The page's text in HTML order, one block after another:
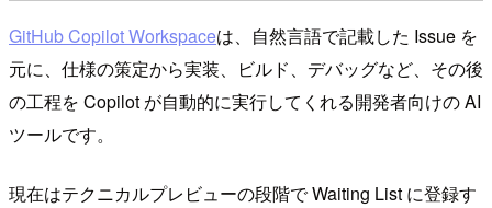
GitHub Copilot Workspaceは、自然言語で記載した Issue を
元に、仕様の策定から実装、ビルド、デバッグなど、その後
の工程を Copilot が自動的に実行してくれる開発者向けの AI
ツールです。
現在はテクニカルプレビューの段階で Waiting List に登録す